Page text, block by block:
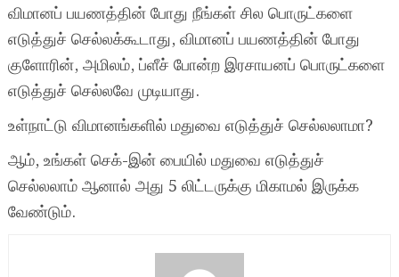
விமானப் பயணத்தின் போது நீங்கள் சில பொருட்களை
எடுத்துச் செல்லக்கூடாது, விமானப் பயணத்தின் போது
குளோரின், அமிலம், ப்ளீச் போன்ற இரசாயனப் பொருட்களை
எடுத்துச் செல்லவே முடியாது.
உள்நாட்டு விமானங்களில் மதுவை எடுத்துச் செல்லலாமா?
ஆம், உங்கள் செக்-இன் பையில் மதுவை எடுத்துச்
செல்லலாம் ஆனால் அது 5 லிட்டருக்கு மிகாமல் இருக்க
வேண்டும்.